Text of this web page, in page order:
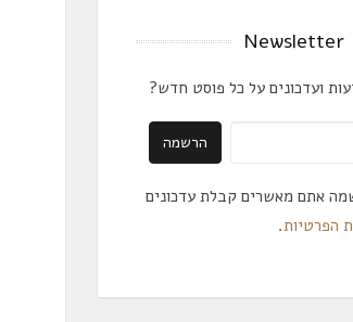
Newsletter
ועדכונים על כל פוסט חדש?
אתם מאשרים קבלת עדכונים
הפרטיות.